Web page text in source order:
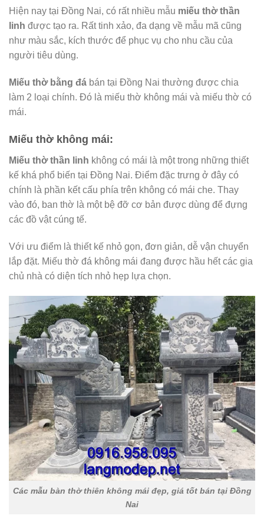
Hiện nay tại Đồng Nai, có rất nhiều mẫu miếu thờ thần
linh được tạo ra. Rất tinh xảo, đa dạng về mẫu mã cũng
như màu sắc, kích thước để phục vụ cho nhu cầu của
người tiêu dùng.
Miếu thờ bằng đá bán tại Đồng Nai thường được chia
làm 2 loại chính. Đó là miếu thờ không mái và miếu thờ có
mái.
Miếu thờ không mái:
Miếu thờ thần linh không có mái là một trong những thiết
kế khá phổ biến tại Đồng Nai. Điểm đặc trưng ở đây có
chính là phần kết cấu phía trên không có mái che. Thay
vào đó, ban thờ là một bệ đỡ cơ bản được dùng để đựng
các đồ vật cúng tế.
Với ưu điểm là thiết kế nhỏ gọn, đơn giản, dễ vận chuyển
lắp đặt. Miếu thờ đá không mái đang được hầu hết các gia
chủ nhà có diện tích nhỏ hẹp lựa chọn.
Các mẫu bàn thờ thiên không mái đẹp, giá tốt bán tại Đồng
Nai